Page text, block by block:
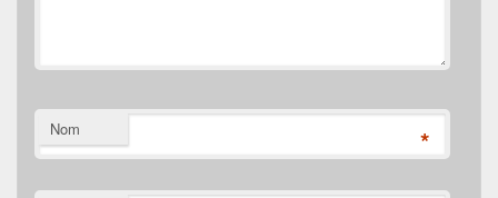
Nom *